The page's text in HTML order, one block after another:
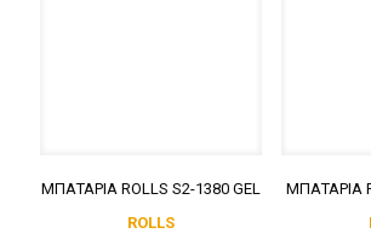
ΜΠΑΤΑΡΙΑ ROLLS S2-1380 GEL
ROLLS
ΜΠΑΤΑΡΙΑ